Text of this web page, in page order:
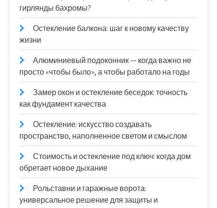
гирлянды бахромы?
Остекление балкона: шаг к новому качеству
жизни
Алюминиевый подоконник — когда важно не
просто «чтобы было», а чтобы работало на годы
Замер окон и остекление беседок: точность
как фундамент качества
Остекление: искусство создавать
пространство, наполненное светом и смыслом
Стоимость и остекление под ключ: когда дом
обретает новое дыхание
Рольставни и гаражные ворота:
универсальное решение для защиты и